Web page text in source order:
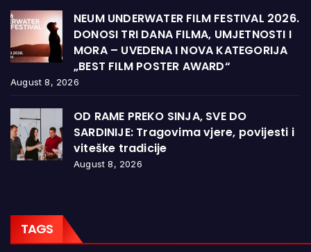
NEUM UNDERWATER FILM FESTIVAL 2026.
DONOSI TRI DANA FILMA, UMJETNOSTI I
MORA – UVEDENA I NOVA KATEGORIJA
„BEST FILM POSTER AWARD“
August 8, 2026
OD RAME PREKO SINJA, SVE DO
SARDINIJE: Tragovima vjere, povijesti i
viteške tradicije
August 8, 2026
TAGS